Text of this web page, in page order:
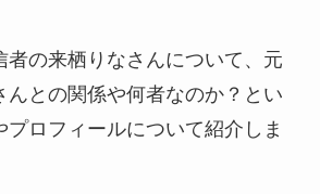
者の来栖りなさんについて、元
んとの関係や何者なのか？とい
プロフィールについて紹介しま